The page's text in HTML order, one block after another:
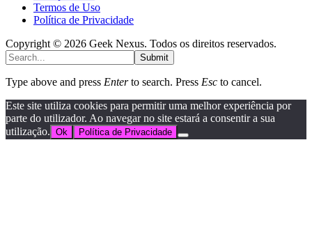
Termos de Uso
Política de Privacidade
Copyright © 2026 Geek Nexus. Todos os direitos reservados.
Submit
Type above and press Enterto search. Press Esc to cancel.
Este site utiliza cookies para permitir uma melhor experiência por
parte do utilizador. Ao navegar no site estará a consentir a sua
utilização. Ok Política de Privacidade